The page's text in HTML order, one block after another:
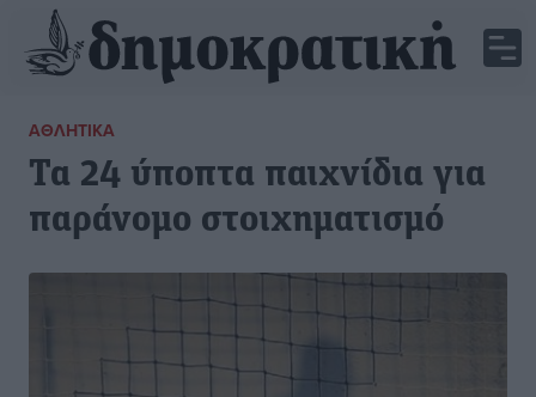
ΑΘΛΗΤΙΚΆ
Τα 24 ύποπτα παιχνίδια για
παράνομο στοιχηματισμό